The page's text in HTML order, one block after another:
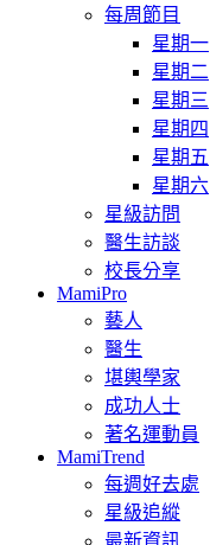
每周節目
星期一
星期二
星期三
星期四
星期五
星期六
星級訪問
醫生訪談
校長分享
MamiPro
藝人
醫生
堪輿學家
成功人士
著名運動員
MamiTrend
每週好去處
星級追縱